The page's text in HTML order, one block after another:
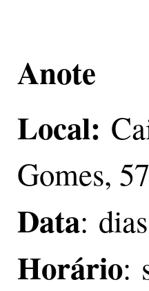
Anote
Local:
Gomes,
Data:
Horário: